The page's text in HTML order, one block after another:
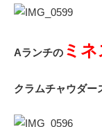
Aランチの ミ
クラムチャウダー